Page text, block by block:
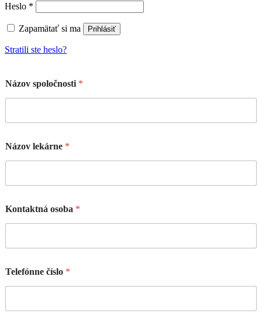
Heslo *
Zapamätať si ma Prihlásiť
Stratili ste heslo?
Názov spoločnosti *
Názov lekárne *
Kontaktná osoba *
Telefónne číslo *